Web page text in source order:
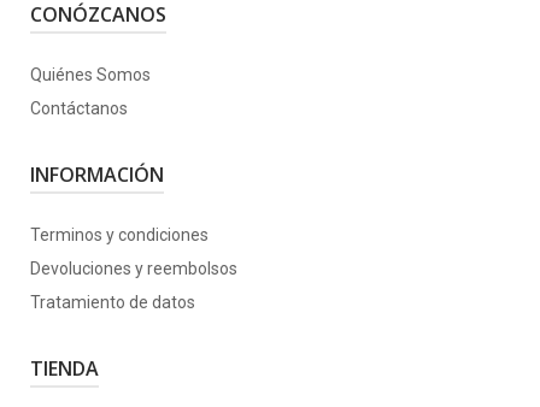
CONÓZCANOS
Quiénes Somos
Contáctanos
INFORMACIÓN
Terminos y condiciones
Devoluciones y reembolsos
Tratamiento de datos
TIENDA